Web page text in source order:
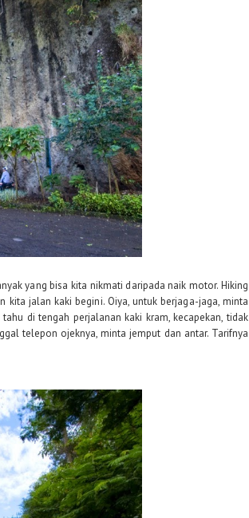
yang bisa kita nikmati daripada naik motor. Hiking
jalan kaki begini. Oiya, untuk berjaga-jaga, minta
di tengah perjalanan kaki kram, kecapekan, tidak
telepon ojeknya, minta jemput dan antar. Tarifnya